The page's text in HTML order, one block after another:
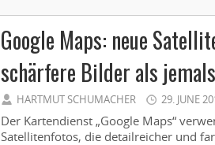
Google Maps: neue
schärfere Bilder als
HARTMUT SCHUMACHER 29. JUNE
Der Kartendienst „Google Maps“
Satellitenfotos, die detailreicher und